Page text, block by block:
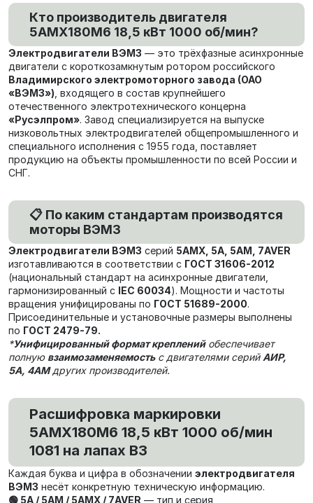
Кто производитель двигателя
5АМХ180M6 18,5 кВт 1000 об/мин?
Электродвигатели ВЭМЗ — это трёхфазные асинхронные
двигатели с короткозамкнутым ротором российского
Владимирского электромоторного завода (ОАО
«ВЭМЗ») , входящего в состав крупнейшего
отечественного электротехнического концерна
«Русэлпром». Завод специализируется на выпуске
низковольтных электродвигателей общепромышленного и
специального исполнения с 1955 года, поставляет
продукцию на объекты промышленности по всей России и
СНГ.
📋 По каким стандартам производятся
моторы ВЭМЗ
Электродвигатели ВЭМЗ серий 5АМХ, 5А, 5АМ, 7AVER
изготавливаются в соответствии с ГОСТ 31606-2012
(национальный стандарт на асинхронные двигатели,
гармонизированный с IEC 60034). Мощности и частоты
вращения унифицированы по ГОСТ 51689-2000.
Присоединительные и установочные размеры выполнены
по ГОСТ 2479-79.
*Унифицированный формат крепленийобеспечивает
полную взаимозаменяемостьс двигателями серий АИР,
5А, 4АМдругих производителей.
Расшифровка маркировки
5АМХ180M6 18,5 кВт 1000 об/мин
1081 на лапах В3
Каждая буква и цифра в обозначении электродвигателя
ВЭМЗ несёт конкретную техническую информацию.
🟢 5А / 5АМ / 5АМХ / 7AVER — тип и серия